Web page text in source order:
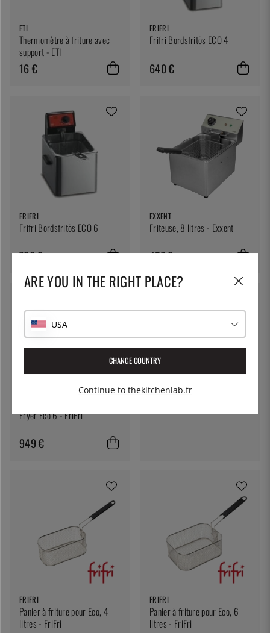
ETI
Thermomètre à friture avec
support - ETI
16 €
FRIFRI
Frifri Bordsfritös ECO 4
640 €
FRIFRI
Frifri Bordsfritös ECO 6
720 €
EXXENT
Friteuse, 8 litres - Exxent
457 €
Fryer Eco 6 - FriFri
949 €
FRIFRI
46 €
FRIFRI
Panier à friture pour Eco, 4
litres - FriFri
FRIFRI
Panier à friture pour Eco, 6
litres - FriFri
ARE YOU IN THE RIGHT PLACE?
USA
CHANGE COUNTRY
Continue to thekitchenlab.fr